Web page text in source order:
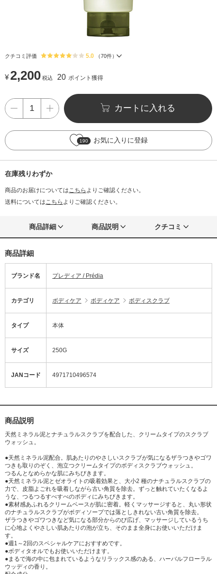
クチコミ評価 5.0 （70件）
¥ 2,200 税込 20 ポイント獲得
カートに入れる
190 お気に入りに登録
在庫残りわずか
商品のお届けについては こちら よりご確認ください。
送料については こちら よりご確認ください。
商品詳細 商品説明 クチコミ
商品詳細
ブランド名 プレディア / Prédia
カテゴリ ボディケア ボディケア ボディスクラブ
タイプ 本体
サイズ 250G
JANコード 4971710496574
商品説明
天然ミネラル泥とナチュラルスクラブを配合した、クリームタイプのスクラブ
ウォッシュ。
●天然ミネラル泥配合。肌あたりのやさしいスクラブが気になるザラつきやゴワ
つきも取りのぞく、泡立つクリームタイプのボディスクラブウォッシュ。
つるんとなめらかな肌にみちびきます。
●天然ミネラル泥とゼオライトの吸着効果と、大小2 種のナチュラルスクラブの
力で、皮脂よごれを吸着しながら古い角質を除去。ずっと触れていたくなるよ
うな、つるつるすべすべのボディにみちびきます。
●素材感あふれるクリームベースが肌に密着。軽くマッサージすると、丸い形状
のナチュラルスクラブがボディソープでは落としきれない古い角質を除去。
ザラつきやゴワつきなど気になる部分からのび広げ、マッサージしているうち
に心地よくやさしい肌あたりの泡が立ち、そのまま全身にお使いいただけま
す。
●週1～2回のスペシャルケアにおすすめです。
●ボディタオルでもお使いいただけます。
●まるで海の中に包まれているようなリラックス感のある、ハーバルフローラル
ウッディの香り。